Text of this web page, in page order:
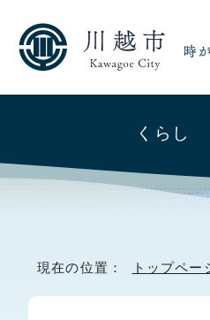
くらし
現在の位置： トップペー